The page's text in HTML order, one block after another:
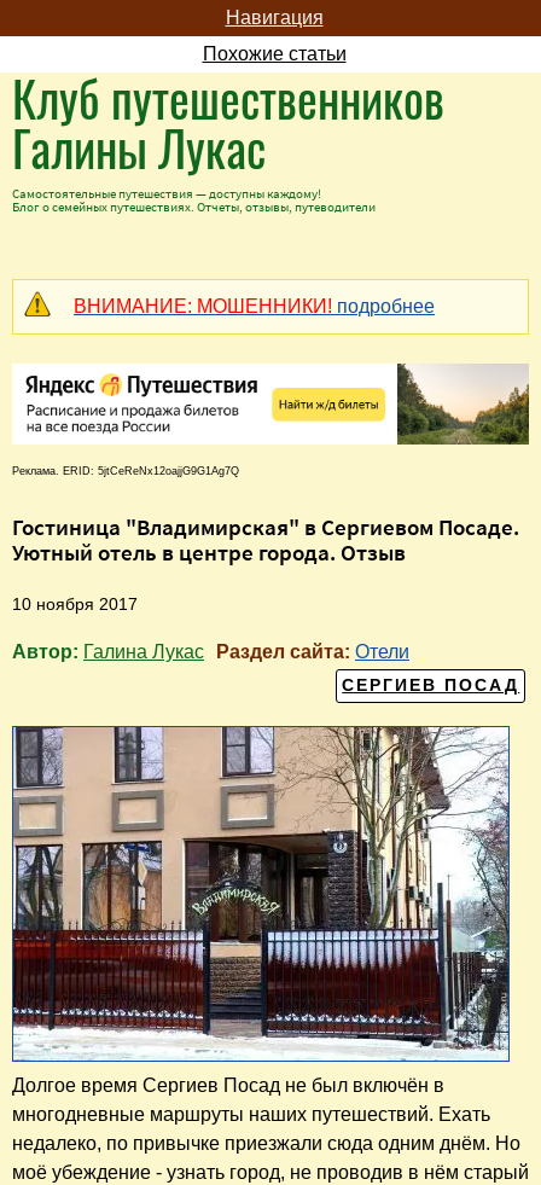
Навигация
Похожие статьи
Клуб путешественников
Галины Лукас
Самостоятельные путешествия — доступны каждому!
Блог о семейных путешествиях. Отчеты, отзывы, путеводители
ВНИМАНИЕ: МОШЕННИКИ! подробнее
Реклама. ERID: 5jtCeReNx12oajjG9G1Ag7Q
Гостиница "Владимирская" в Сергиевом Посаде.
Уютный отель в центре города. Отзыв
10 ноября 2017
Автор: Галина Лукас Раздел сайта: Отели
СЕРГИЕВ ПОСАД
Долгое время Сергиев Посад не был включён в
многодневные маршруты наших путешествий. Ехать
недалеко, по привычке приезжали сюда одним днём. Но
моё убеждение - узнать город, не проводив в нём старый